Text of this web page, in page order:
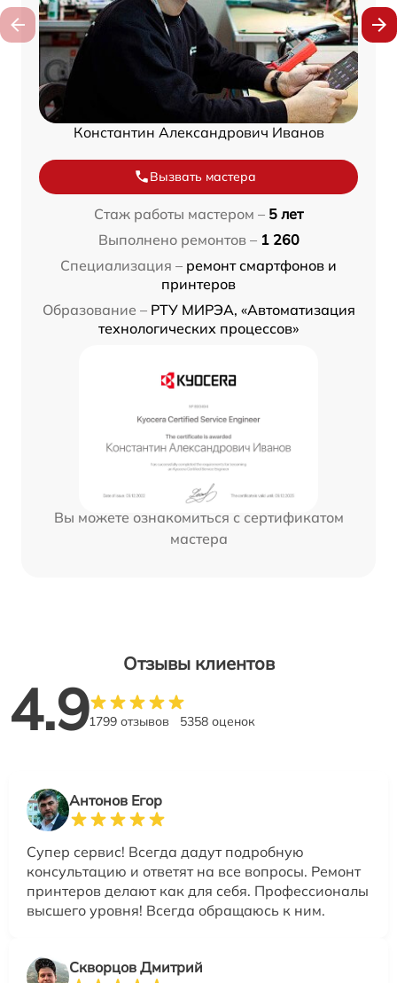
Константин Александрович Иванов
Вызвать мастера
Стаж работы мастером – 5 лет
Выполнено ремонтов – 1 260
Специализация – ремонт смартфонов и
принтеров
Образование – РТУ МИРЭА, «Автоматизация
технологических процессов»
Вы можете ознакомиться с сертификатом
мастера
Отзывы клиентов
4.91799 отзывов 5358 оценок
Антонов Егор
Супер сервис! Всегда дадут подробную
консультацию и ответят на все вопросы. Ремонт
принтеров делают как для себя. Профессионалы
высшего уровня! Всегда обращаюсь к ним.
Скворцов Дмитрий